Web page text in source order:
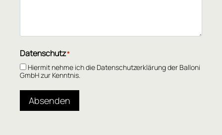
Datenschutz*
Hiermit nehme ich die Datenschutzerklärung der Balloni
GmbH zur Kenntnis.
Absenden